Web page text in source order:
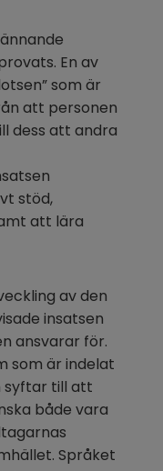
En av
som är
att personen
dess att andra
stöd,
att lära
av den
insatsen
ansvarar för.
som är indelat
syftar till att
både vara
Språket